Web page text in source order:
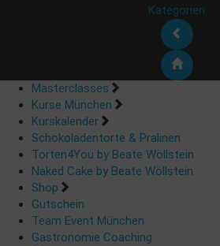
Kategorien
Masterclasses
Kurse München
Kurskalender
Schokoladentorte & Pralinen
Torten4You by Beate Wöllstein
Naked Cake by Beate Wöllstein
Shop
Gutschein
Team Event München
Gastronomie Coaching